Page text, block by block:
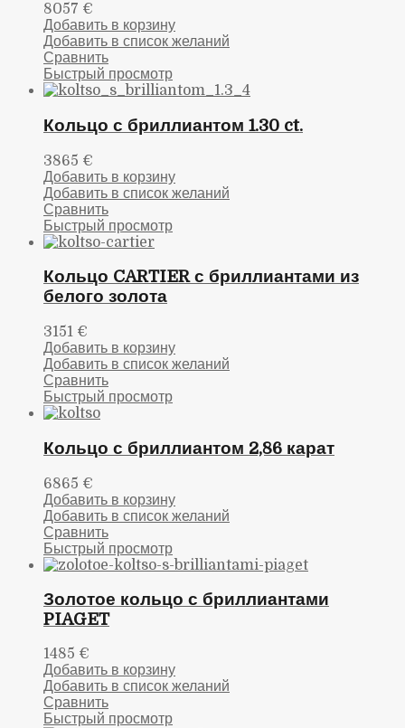
8057 €
Добавить в корзину
Добавить в список желаний
Сравнить
Быстрый просмотр
Кольцо с бриллиантом 1.30 ct.
3865 €
Добавить в корзину
Добавить в список желаний
Сравнить
Быстрый просмотр
Кольцо CARTIER с бриллиантами из
белого золота
3151 €
Добавить в корзину
Добавить в список желаний
Сравнить
Быстрый просмотр
Кольцо с бриллиантом 2,86 карат
6865 €
Добавить в корзину
Добавить в список желаний
Сравнить
Быстрый просмотр
Золотое кольцо с бриллиантами
PIAGET
1485 €
Добавить в корзину
Добавить в список желаний
Сравнить
Быстрый просмотр